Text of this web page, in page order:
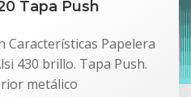
Tapa Push
Características Papelera
430 brillo. Tapa Push.
metálico